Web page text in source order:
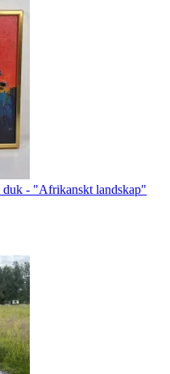
- "Afrikanskt landskap"